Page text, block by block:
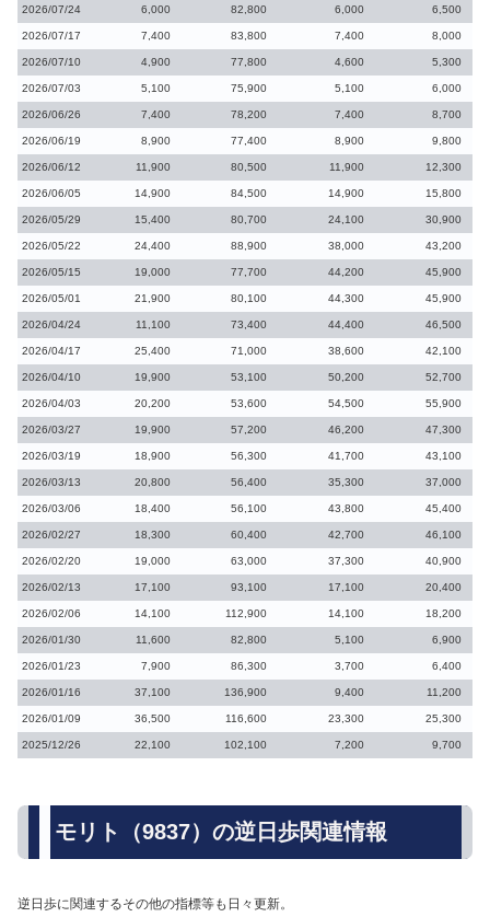
2026/07/24 6,000 82,800 6,000 6,500
2026/07/17 7,400 83,800 7,400 8,000
2026/07/10 4,900 77,800 4,600 5,300
2026/07/03 5,100 75,900 5,100 6,000
2026/06/26 7,400 78,200 7,400 8,700
2026/06/19 8,900 77,400 8,900 9,800
2026/06/12 11,900 80,500 11,900 12,300
2026/06/05 14,900 84,500 14,900 15,800
2026/05/29 15,400 80,700 24,100 30,900
2026/05/22 24,400 88,900 38,000 43,200
2026/05/15 19,000 77,700 44,200 45,900
2026/05/01 21,900 80,100 44,300 45,900
2026/04/24 11,100 73,400 44,400 46,500
2026/04/17 25,400 71,000 38,600 42,100
2026/04/10 19,900 53,100 50,200 52,700
2026/04/03 20,200 53,600 54,500 55,900
2026/03/27 19,900 57,200 46,200 47,300
2026/03/19 18,900 56,300 41,700 43,100
2026/03/13 20,800 56,400 35,300 37,000
2026/03/06 18,400 56,100 43,800 45,400
2026/02/27 18,300 60,400 42,700 46,100
2026/02/20 19,000 63,000 37,300 40,900
2026/02/13 17,100 93,100 17,100 20,400
2026/02/06 14,100 112,900 14,100 18,200
2026/01/30 11,600 82,800 5,100 6,900
2026/01/23 7,900 86,300 3,700 6,400
2026/01/16 37,100 136,900 9,400 11,200
2026/01/09 36,500 116,600 23,300 25,300
2025/12/26 22,100 102,100 7,200 9,700
モリト（9837）の逆日歩関連情報
逆日歩に関連するその他の指標等も日々更新。